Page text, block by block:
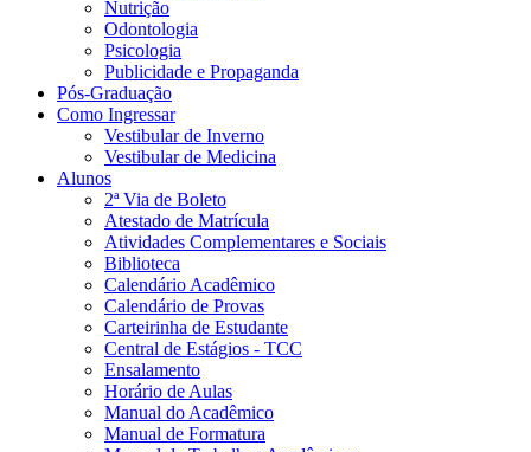
Nutrição
Odontologia
Psicologia
Publicidade e Propaganda
Pós-Graduação
Como Ingressar
Vestibular de Inverno
Vestibular de Medicina
Alunos
2ª Via de Boleto
Atestado de Matrícula
Atividades Complementares e Sociais
Biblioteca
Calendário Acadêmico
Calendário de Provas
Carteirinha de Estudante
Central de Estágios - TCC
Ensalamento
Horário de Aulas
Manual do Acadêmico
Manual de Formatura